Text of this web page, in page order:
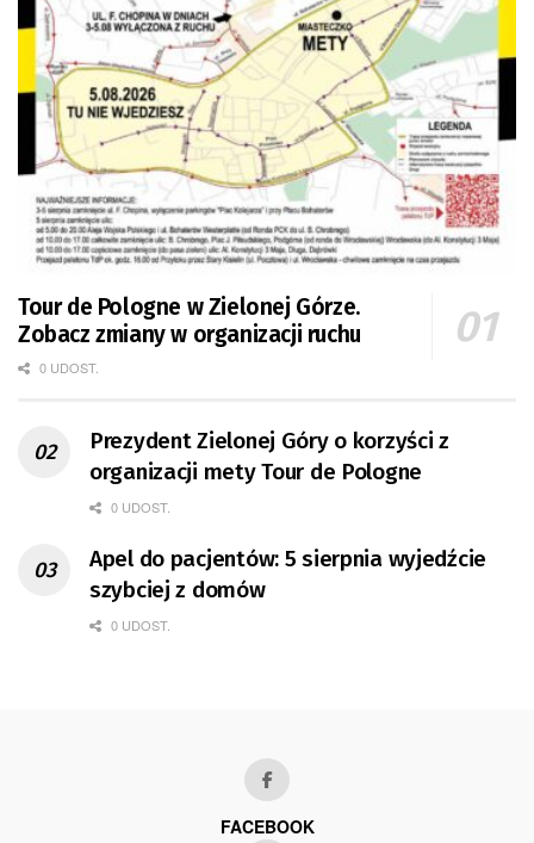
Tour de Pologne w Zielonej Górze.
Zobacz zmiany w organizacji ruchu
0 UDOST.
Prezydent Zielonej Góry o korzyści z
organizacji mety Tour de Pologne
0 UDOST.
Apel do pacjentów: 5 sierpnia wyjedźcie
szybciej z domów
0 UDOST.
FACEBOOK